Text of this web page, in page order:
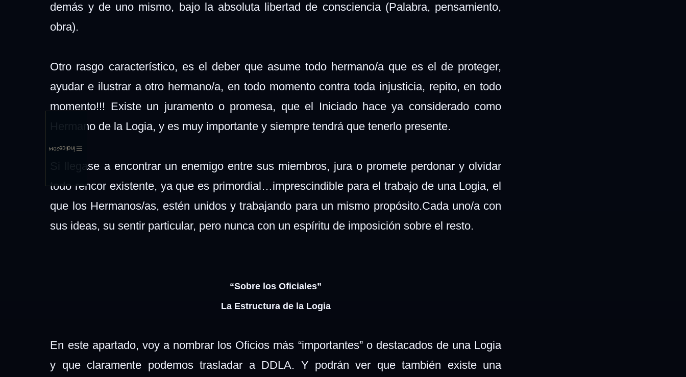
Índice
2014
demás y de uno mismo, bajo la absoluta libertad de consciencia (Palabra, pensamiento,
obra).
Otro rasgo característico, es el deber que asume todo hermano/a que es el de proteger,
ayudar e ilustrar a otro hermano/a, en todo momento contra toda injusticia, repito, en todo
momento!!! Existe un juramento o promesa, que el Iniciado hace ya considerado como
Hermano de la Logia, y es muy importante y siempre tendrá que tenerlo presente.
Si llegase a encontrar un enemigo entre sus miembros, jura o promete perdonar y olvidar
todo rencor existente, ya que es primordial…imprescindible para el trabajo de una Logia, el
que los Hermanos/as, estén unidos y trabajando para un mismo propósito.Cada uno/a con
sus ideas, su sentir particular, pero nunca con un espíritu de imposición sobre el resto.
“Sobre los Oficiales”
La Estructura de la Logia
En este apartado, voy a nombrar los Oficios más “importantes” o destacados de una Logia
y que claramente podemos trasladar a DDLA. Y podrán ver que también existe una